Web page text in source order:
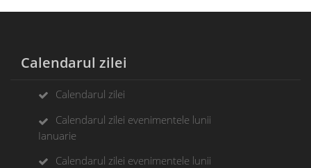
Calendarul zilei
Calendarul zilei
Calendarul zilei evenimentele lunii
Ianuarie
Calendarul zilei evenimentele lunii